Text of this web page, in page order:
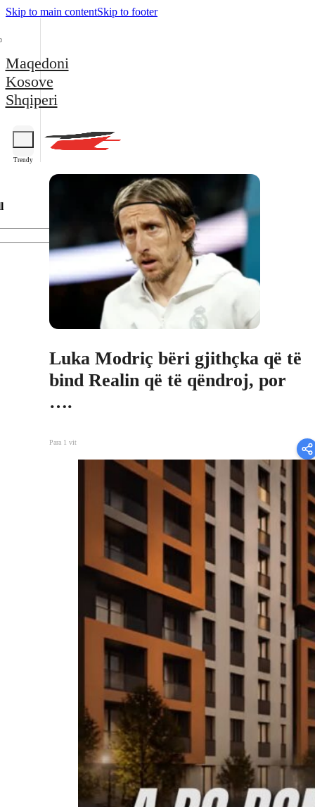
Skip to main contentSkip to footer
Maqedoni
Kosove
Shqiperi
Trendy
Luka Modriç bëri gjithçka që të
bind Realin që të qëndroj, por
….
Para 1 vit